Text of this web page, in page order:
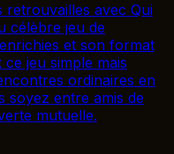
retrouvailles avec Qui
célèbre jeu de
et son format
jeu simple mais
ordinaires en
soyez entre amis de
mutuelle.